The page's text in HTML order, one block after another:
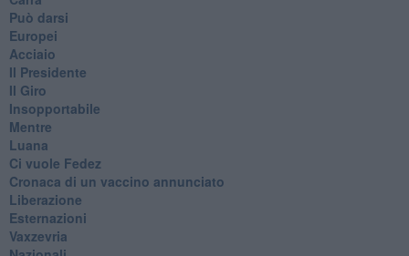
Può darsi
Europei
Acciaio
Il Presidente
​Il Giro
Insopportabile
​Mentre
Luana
​Ci vuole Fedez
​Cronaca di un vaccino annunciato
​Liberazione
Esternazioni
Vaxzevria